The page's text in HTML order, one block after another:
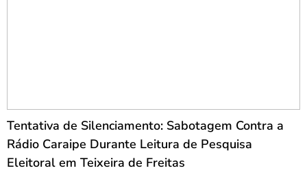
Tentativa de Silenciamento: Sabotagem Contra a
Rádio Caraipe Durante Leitura de Pesquisa
Eleitoral em Teixeira de Freitas